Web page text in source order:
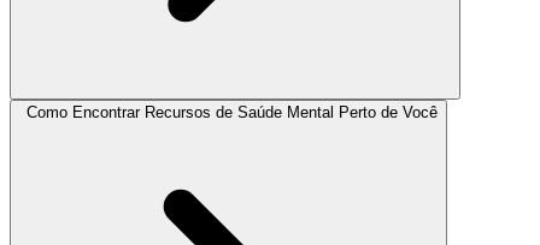
Como Encontrar Recursos de Saúde Mental Perto de Você